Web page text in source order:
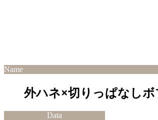
Name
外ハネ×切りっぱなし
Data